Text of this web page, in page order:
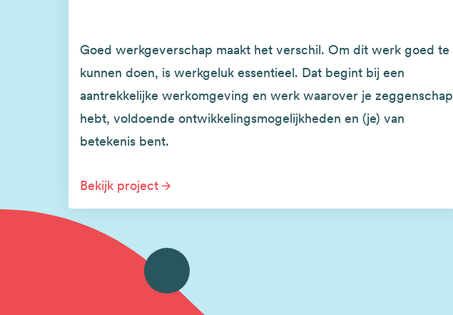
Goed werkgeverschap maakt het verschil. Om dit werk goed te
kunnen doen, is werkgeluk essentieel. Dat begint bij een
aantrekkelijke werkomgeving en werk waarover je zeggenschap
hebt, voldoende ontwikkelingsmogelijkheden en (je) van
betekenis bent.
Bekijk project